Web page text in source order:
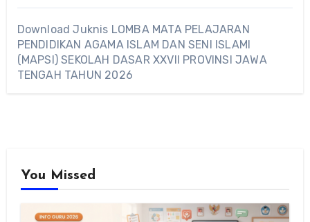
Download Juknis LOMBA MATA PELAJARAN
PENDIDIKAN AGAMA ISLAM DAN SENI ISLAMI
(MAPSI) SEKOLAH DASAR XXVII PROVINSI JAWA
TENGAH TAHUN 2026
You Missed